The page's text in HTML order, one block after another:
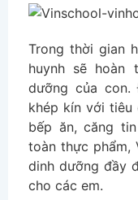
Trong thời gian
huynh sẽ hoàn
dưỡng của
khép kín với tiêu
bếp ăn, căng
toàn thực phẩm,
dinh dưỡng đầy
cho các em.